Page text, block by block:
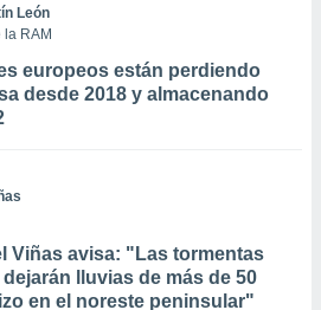
León
RAM
europeos están perdiendo
desde 2018 y almacenando
Viñas avisa: "Las tormentas
lluvias de más de 50
en el noreste peninsular"